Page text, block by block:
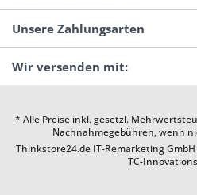
Unsere Zahlungsarten
Wir versenden mit:
* Alle Preise inkl. gesetzl.
Nachnahmegebühren, wenn
Thinkstore24.de IT-Remarketing GmbH
TC-